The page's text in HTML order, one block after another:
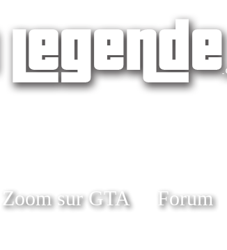
Zoom sur GTA Forum